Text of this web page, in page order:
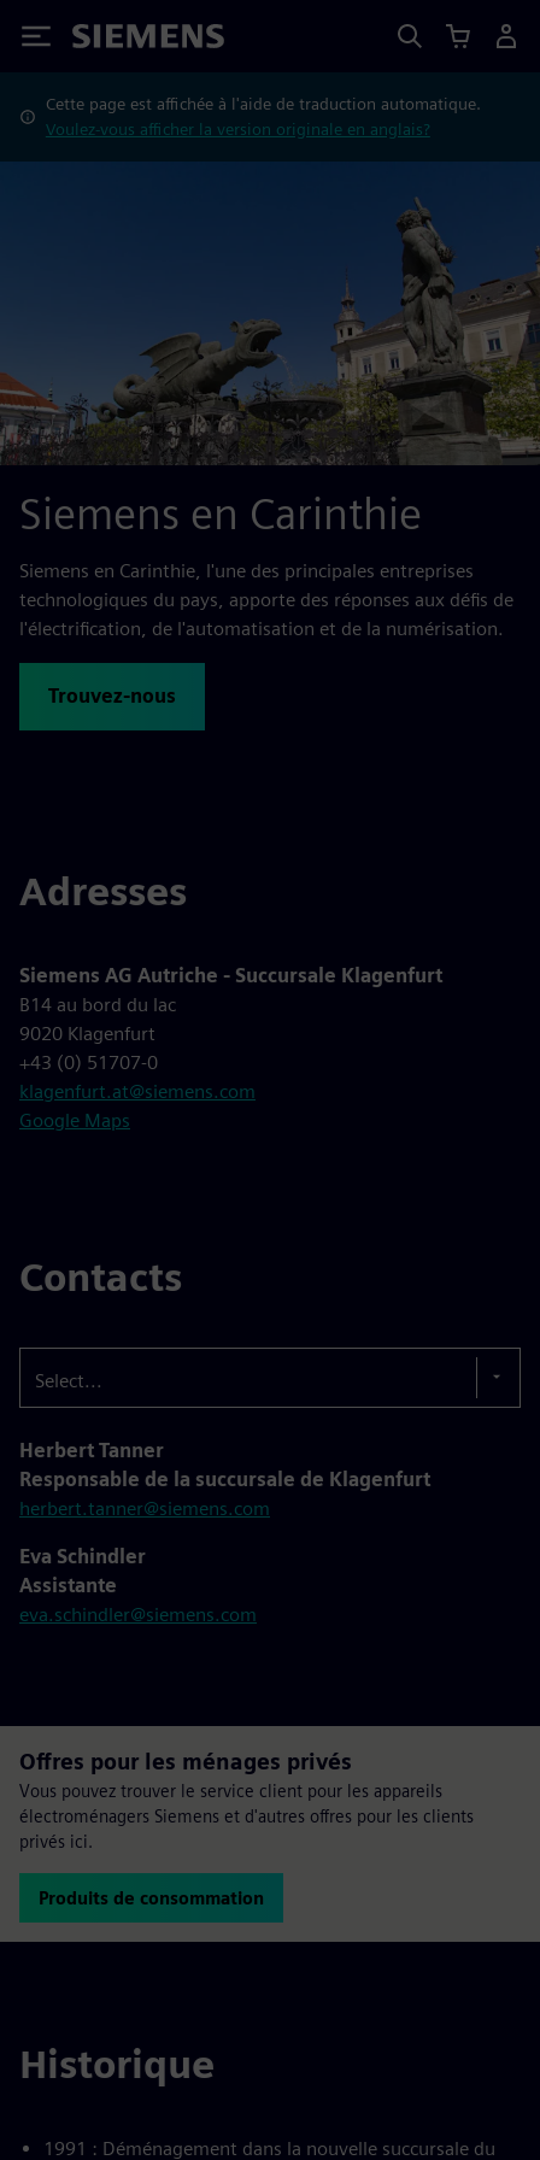
Siemens
Cette page est affichée à l'aide de traduction automatique.
Voulez-vous afficher la version originale en anglais?
Siemens en Carinthie
Siemens en Carinthie, l'une des principales entreprises
technologiques du pays, apporte des réponses aux défis de
l'électrification, de l'automatisation et de la numérisation.
Trouvez-nous
Adresses
Siemens AG Autriche - Succursale Klagenfurt
B14 au bord du lac
9020 Klagenfurt
+43 (0) 51707-0
klagenfurt.at@siemens.com
Google Maps
Contacts
Select...
Herbert Tanner
Responsable de la succursale de Klagenfurt
herbert.tanner@siemens.com
Eva Schindler
Assistante
eva.schindler@siemens.com
Offres pour les ménages privés
Vous pouvez trouver le service client pour les appareils
électroménagers Siemens et d'autres offres pour les clients
privés ici.
Produits de consommation
Historique
1991 : Déménagement dans la nouvelle succursale du